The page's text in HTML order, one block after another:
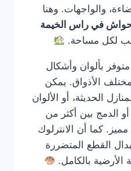
والواجهات. وهنا
في راس الخيمة
لكل مساحة.
بألوان وأشكال
الأذواق. يمكن
الحديثة، أو الألوان
أو الدمج بين أكثر من
كما أن الانترلوك
القطع المتضررة
بالكامل.